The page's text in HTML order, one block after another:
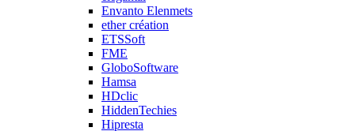
Envanto Elenmets
ether création
ETSSoft
FME
GloboSoftware
Hamsa
HDclic
HiddenTechies
Hipresta